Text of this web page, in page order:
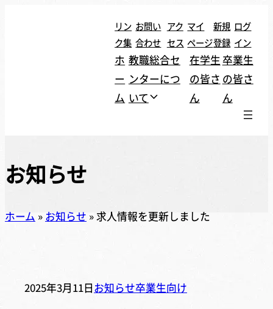
リン
ク集
お問い
合わせ
アク
セス
マイ
ページ
新規
登録
ログ
イン
ホ
ー
ム
教職総合セ
ンターにつ
いて
在学生
の皆さ
ん
卒業生
の皆さ
ん
お知らせ
ホーム » お知らせ »求人情報を更新しました
2025年3月11日お知らせ卒業生向け